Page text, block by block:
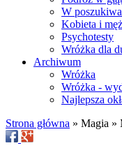
W
Kobieta i
Psychotesty
Wróżka dla
Archiwum
Wróżka
Wróżka -
Najlepsza
Strona główna » Magia »